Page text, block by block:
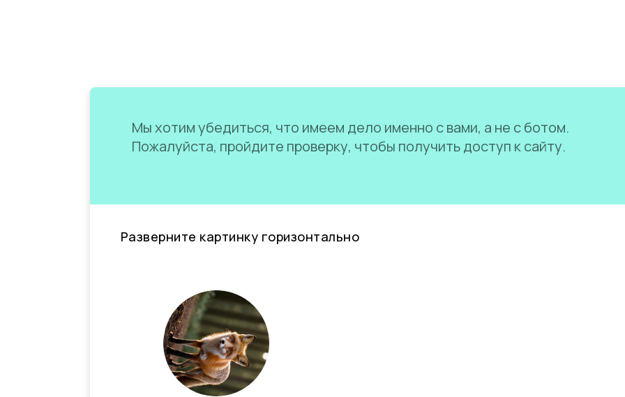
Мы хотим убедиться, что имеем дело именно с вами, а не с ботом.
Пожалуйста, пройдите проверку, чтобы получить доступ к сайту.
Разверните картинку горизонтально